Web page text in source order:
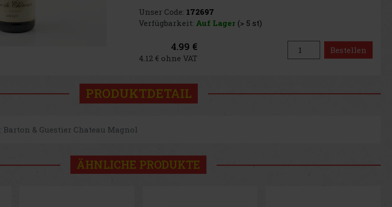
Unser Code: 172697
Verfügbarkeit: Auf Lager(> 5 st)
4.99 €
4.12 € ohne VAT
Bestellen
PRODUKTDETAIL
: Barton & Guestier Chateau Magnol
ÄHNLICHE PRODUKTE